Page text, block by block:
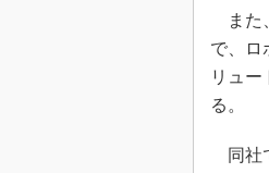
また
で、ロ
リュ
る。
同社